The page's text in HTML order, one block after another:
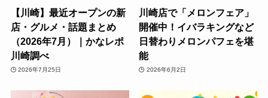
【川崎】最近オープンの新
店・グルメ・話題まとめ
（2026年7月）｜かなレポ
川崎調べ
2026年7月25日
川崎店で「メロンフェア」
開催中！イバラキングなど
日替わりメロンパフェを堪
能
2026年6月2日